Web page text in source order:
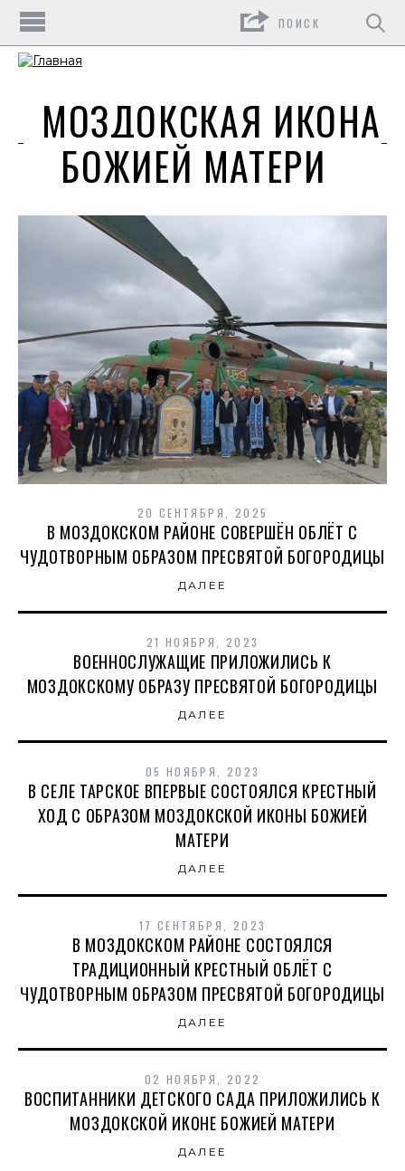
МОЗДОКСКАЯ ИКОНА
БОЖИЕЙ МАТЕРИ
20 СЕНТЯБРЯ, 2025
В МОЗДОКСКОМ РАЙОНЕ СОВЕРШЁН ОБЛЁТ С
ЧУДОТВОРНЫМ ОБРАЗОМ ПРЕСВЯТОЙ БОГОРОДИЦЫ
ДАЛЕЕ
21 НОЯБРЯ, 2023
ВОЕННОСЛУЖАЩИЕ ПРИЛОЖИЛИСЬ К
МОЗДОКСКОМУ ОБРАЗУ ПРЕСВЯТОЙ БОГОРОДИЦЫ
ДАЛЕЕ
05 НОЯБРЯ, 2023
В СЕЛЕ ТАРСКОЕ ВПЕРВЫЕ СОСТОЯЛСЯ КРЕСТНЫЙ
ХОД С ОБРАЗОМ МОЗДОКСКОЙ ИКОНЫ БОЖИЕЙ
МАТЕРИ
ДАЛЕЕ
17 СЕНТЯБРЯ, 2023
В МОЗДОКСКОМ РАЙОНЕ СОСТОЯЛСЯ
ТРАДИЦИОННЫЙ КРЕСТНЫЙ ОБЛЁТ С
ЧУДОТВОРНЫМ ОБРАЗОМ ПРЕСВЯТОЙ БОГОРОДИЦЫ
ДАЛЕЕ
02 НОЯБРЯ, 2022
ВОСПИТАННИКИ ДЕТСКОГО САДА ПРИЛОЖИЛИСЬ К
МОЗДОКСКОЙ ИКОНЕ БОЖИЕЙ МАТЕРИ
ДАЛЕЕ